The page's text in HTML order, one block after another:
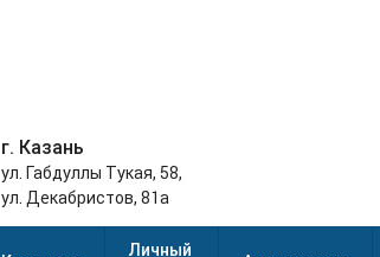
г. Казань
ул. Габдуллы Тукая, 58,
ул. Декабристов, 81а
Личный